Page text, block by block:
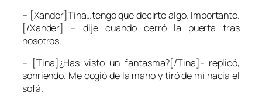
– [Xander]Tina…tengo que decirte algo. Importante.
[/Xander] – dije cuando cerró la puerta tras
nosotros.
– [Tina]¿Has visto un fantasma?[/Tina]- replicó,
sonriendo. Me cogió de la mano y tiró de mí hacia el
sofá.